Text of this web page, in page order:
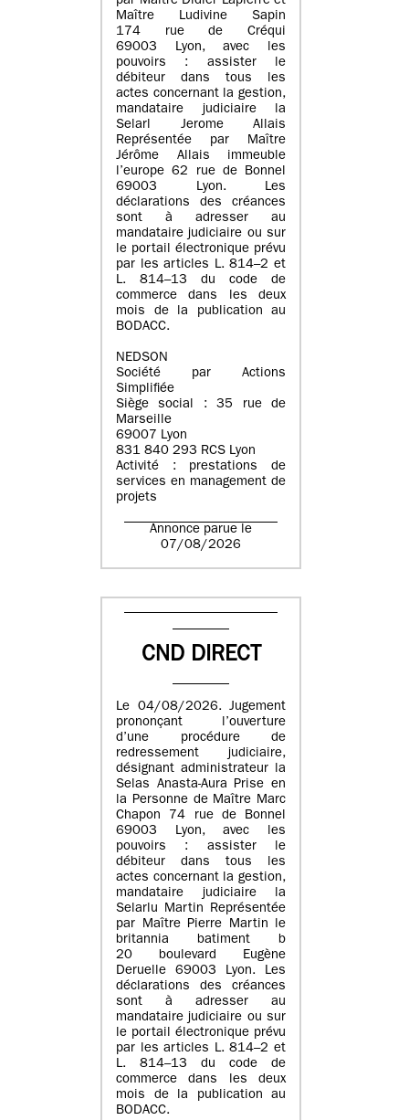
Maître Ludivine Sapin
174 rue de Créqui
69003 Lyon, avec les
pouvoirs : assister le
débiteur dans tous les
actes concernant la gestion,
mandataire judiciaire la
Selarl Jerome Allais
Représentée par Maître
Jérôme Allais immeuble
l’europe 62 rue de Bonnel
69003 Lyon. Les
déclarations des créances
sont à adresser au
mandataire judiciaire ou sur
le portail électronique prévu
par les articles L. 814–2 et
L. 814–13 du code de
commerce dans les deux
mois de la publication au
BODACC.
NEDSON
Société par Actions
Simplifiée
Siège social : 35 rue de
Marseille
69007 Lyon
831 840 293 RCS Lyon
Activité : prestations de
services en management de
projets
Annonce parue le
07/08/2026
CND DIRECT
Le 04/08/2026. Jugement
prononçant l’ouverture
d’une procédure de
redressement judiciaire,
désignant administrateur la
Selas Anasta-Aura Prise en
la Personne de Maître Marc
Chapon 74 rue de Bonnel
69003 Lyon, avec les
pouvoirs : assister le
débiteur dans tous les
actes concernant la gestion,
mandataire judiciaire la
Selarlu Martin Représentée
par Maître Pierre Martin le
britannia batiment b
20 boulevard Eugène
Deruelle 69003 Lyon. Les
déclarations des créances
sont à adresser au
mandataire judiciaire ou sur
le portail électronique prévu
par les articles L. 814–2 et
L. 814–13 du code de
commerce dans les deux
mois de la publication au
BODACC.